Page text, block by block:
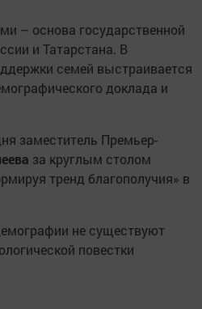
– основа государственной
и Татарстана. В
семей выстраивается
доклада и
заместитель Премьер-
за круглым столом
тренд благополучия» в
не существуют
повестки